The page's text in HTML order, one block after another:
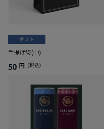
手提げ袋(中)
50 円 (税込)